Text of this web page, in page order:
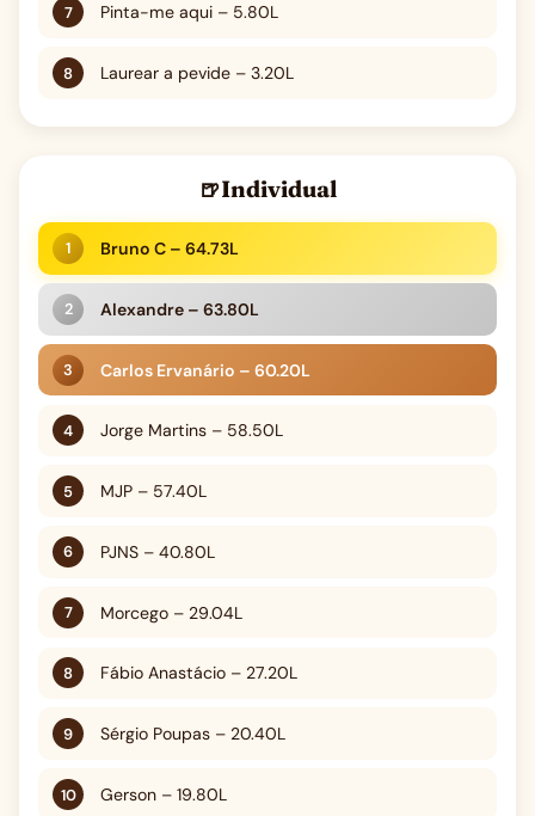
Pinta-me aqui – 5.80L
Laurear a pevide – 3.20L
Individual
Bruno C – 64.73L
Alexandre – 63.80L
Carlos Ervanário – 60.20L
Jorge Martins – 58.50L
MJP – 57.40L
PJNS – 40.80L
Morcego – 29.04L
Fábio Anastácio – 27.20L
Sérgio Poupas – 20.40L
Gerson – 19.80L